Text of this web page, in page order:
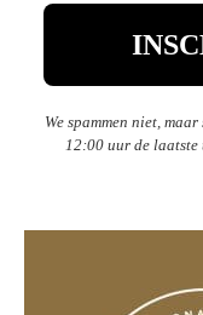
We spammen niet,
12:00 uur de laatste